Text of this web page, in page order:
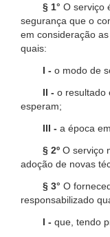
§ 1° O serviço
segurança que o
em consideração
quais:
I - o modo de
II - o resultado
esperam;
III - a época
§ 2º O serviço
adoção de novas
§ 3° O
responsabilizado
I - que, tendo